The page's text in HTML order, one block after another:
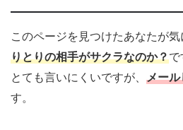
このページを見つけたあなたが気
りとりの相手がサクラなのか？で
とても言いにくいですが、 メー
す。